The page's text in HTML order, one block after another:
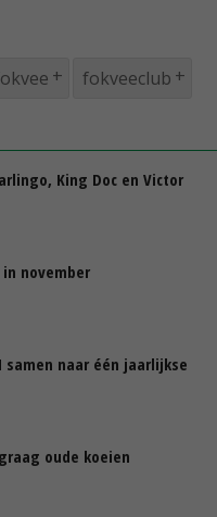
fokveeclub
King Doc en Victor
november
samen naar één jaarlijkse
oude koeien